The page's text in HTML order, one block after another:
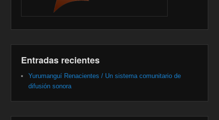
Entradas recientes
Yurumanguí Renacientes / Un sistema comunitario de
difusión sonora